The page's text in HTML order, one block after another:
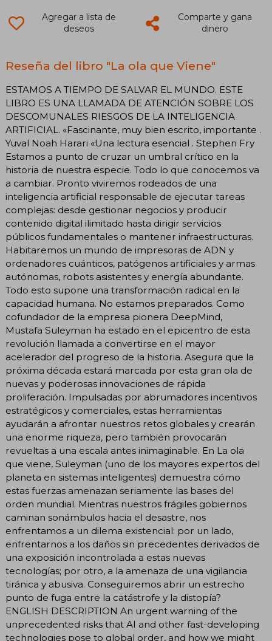
Agregar a lista de
deseos
Comparte y gana
dinero
Reseña del libro "La ola que Viene"
ESTAMOS A TIEMPO DE SALVAR EL MUNDO. ESTE
LIBRO ES UNA LLAMADA DE ATENCIÓN SOBRE LOS
DESCOMUNALES RIESGOS DE LA INTELIGENCIA
ARTIFICIAL. «Fascinante, muy bien escrito, importante .
Yuval Noah Harari «Una lectura esencial . Stephen Fry
Estamos a punto de cruzar un umbral crítico en la
historia de nuestra especie. Todo lo que conocemos va
a cambiar. Pronto viviremos rodeados de una
inteligencia artificial responsable de ejecutar tareas
complejas: desde gestionar negocios y producir
contenido digital ilimitado hasta dirigir servicios
públicos fundamentales o mantener infraestructuras.
Habitaremos un mundo de impresoras de ADN y
ordenadores cuánticos, patógenos artificiales y armas
autónomas, robots asistentes y energía abundante.
Todo esto supone una transformación radical en la
capacidad humana. No estamos preparados. Como
cofundador de la empresa pionera DeepMind,
Mustafa Suleyman ha estado en el epicentro de esta
revolución llamada a convertirse en el mayor
acelerador del progreso de la historia. Asegura que la
próxima década estará marcada por esta gran ola de
nuevas y poderosas innovaciones de rápida
proliferación. Impulsadas por abrumadores incentivos
estratégicos y comerciales, estas herramientas
ayudarán a afrontar nuestros retos globales y crearán
una enorme riqueza, pero también provocarán
revueltas a una escala antes inimaginable. En La ola
que viene, Suleyman (uno de los mayores expertos del
planeta en sistemas inteligentes) demuestra cómo
estas fuerzas amenazan seriamente las bases del
orden mundial. Mientras nuestros frágiles gobiernos
caminan sonámbulos hacia el desastre, nos
enfrentamos a un dilema existencial: por un lado,
enfrentarnos a los daños sin precedentes derivados de
una exposición incontrolada a estas nuevas
tecnologías; por otro, a la amenaza de una vigilancia
tiránica y abusiva. Conseguiremos abrir un estrecho
punto de fuga entre la catástrofe y la distopía?
ENGLISH DESCRIPTION An urgent warning of the
unprecedented risks that AI and other fast-developing
technologies pose to global order, and how we might